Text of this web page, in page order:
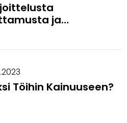
ja
Töihin Kainuuseen?